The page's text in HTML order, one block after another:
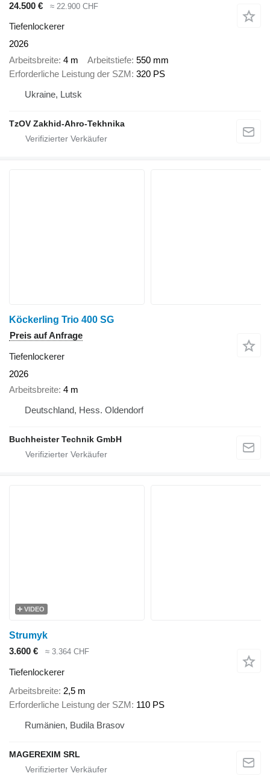
24.500 € ≈ 22.900 CHF
Tiefenlockerer
2026
Arbeitsbreite 4 m Arbeitstiefe 550 mm
Erforderliche Leistung der SZM 320 PS
Ukraine, Lutsk
TzOV Zakhid-Ahro-Tekhnika
Köckerling Trio 400 SG
Preis auf Anfrage
Tiefenlockerer
2026
Arbeitsbreite 4 m
Deutschland, Hess. Oldendorf
Buchheister Technik GmbH
VIDEO
Strumyk
3.600 €
≈ 3.364 CHF
Tiefenlockerer
Arbeitsbreite 2,5 m
Erforderliche Leistung der SZM 110 PS
Rumänien, Budila Brasov
MAGEREXIM SRL